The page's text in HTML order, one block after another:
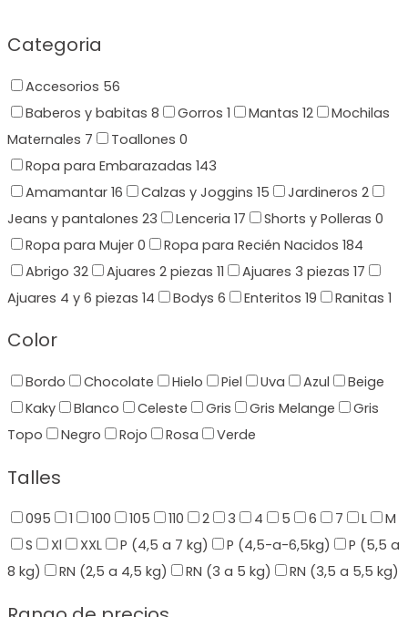
Categoria
Accesorios 56
Baberos y babitas 8 Gorros 1 Mantas 12
Mochilas
Maternales 7 Toallones 0
Ropa para Embarazadas 143
Amamantar 16 Calzas y Joggins 15 Jardineros 2
Jeans y pantalones 23 Lenceria 17 Shorts y Polleras 0
Ropa para Mujer 0 Ropa para Recién Nacidos 184
Abrigo 32 Ajuares 2 piezas 11 Ajuares 3 piezas 17
Ajuares 4 y 6 piezas 14 Bodys 6 Enteritos 19 Ranitas 1
Color
Bordo Chocolate Hielo Piel Uva Azul
Beige
Kaky
Blanco Celeste Gris Gris Melange
Gris
Topo
Negro Rojo Rosa Verde
Talles
095 1 100 105 110 2 3 4 5 6 7 L
M
S
Xl XXL P (4,5 a 7 kg) P (4,5-a-6,5kg)
P (5,5 a
8 kg)
RN (2,5 a 4,5 kg) RN (3 a 5 kg) RN (3,5 a 5,5 kg)